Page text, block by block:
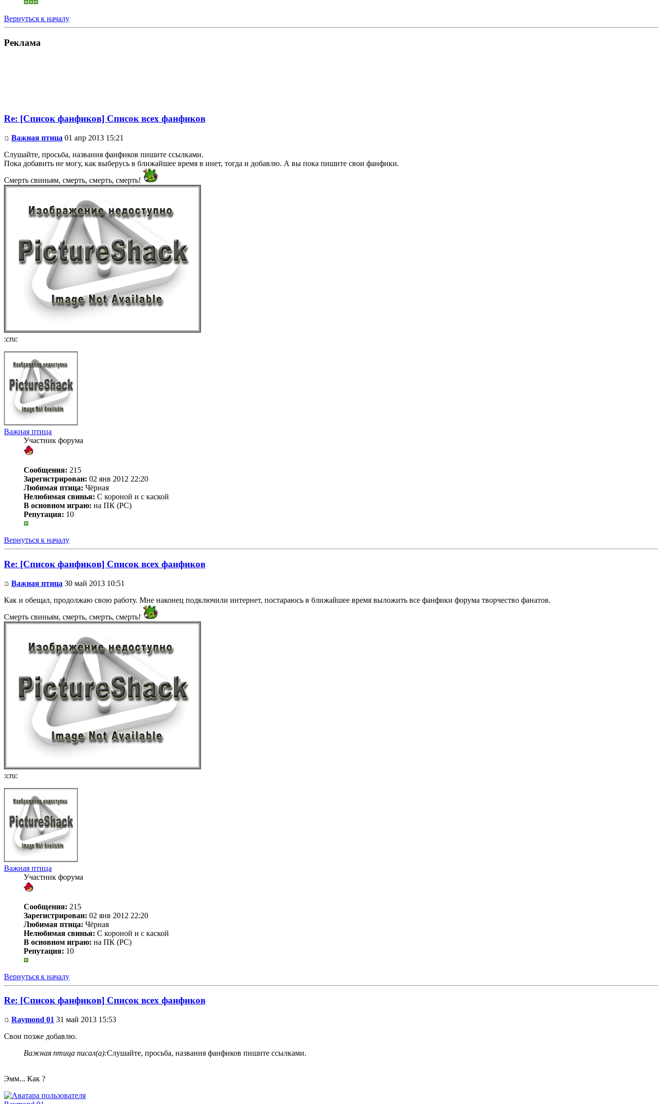
Вернуться к началу
Реклама
Re: [Список фанфиков] Список всех фанфиков
Важная птица 01 апр 2013 15:21
Слушайте, просьба, названия фанфиков пишите ссылками.
Пока добавить не могу, как выберусь в ближайшее время в инет, тогда и добавлю. А вы пока пишите свои фанфики.
Смерть свиньям, смерть, смерть, смерть!
:cru:
Важная птица
Участник форума
Сообщения: 215
Зарегистрирован: 02 янв 2012 22:20
Любимая птица: Чёрная
Нелюбимая свинья: С короной и с каской
В основном играю: на ПК (PC)
Репутация: 10
Вернуться к началу
Re: [Список фанфиков] Список всех фанфиков
Важная птица 30 май 2013 10:51
Как и обещал, продолжаю свою работу. Мне наконец подключили интернет, постараюсь в ближайшее время выложить все фанфики форума творчество фанатов.
Смерть свиньям, смерть, смерть, смерть!
:cru:
Важная птица
Участник форума
Сообщения: 215
Зарегистрирован: 02 янв 2012 22:20
Любимая птица: Чёрная
Нелюбимая свинья: С короной и с каской
В основном играю: на ПК (PC)
Репутация: 10
Вернуться к началу
Re: [Список фанфиков] Список всех фанфиков
Raymond 01 31 май 2013 15:53
Свои позже добавлю.
Важная птица писал(а):Слушайте, просьба, названия фанфиков пишите ссылками.
Эмм... Как ?